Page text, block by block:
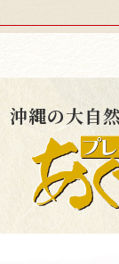
沖縄の大自